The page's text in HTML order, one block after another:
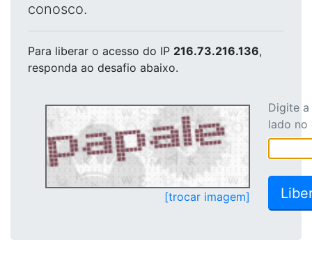
conosco.
Para liberar o acesso do IP 216.73.216.136,
responda ao desafio abaixo.
[trocar imagem]
Digite
lado no